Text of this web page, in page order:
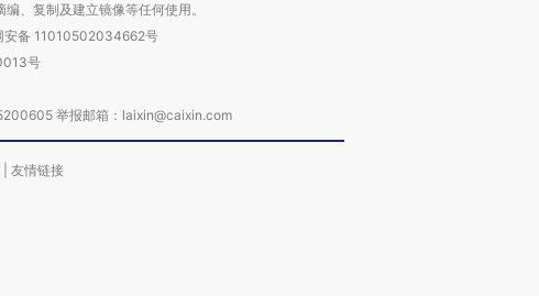
、复制及建立镜像等任何使用。
安备 11010502034662号
号
举报邮箱：laixin@caixin.com
友情链接